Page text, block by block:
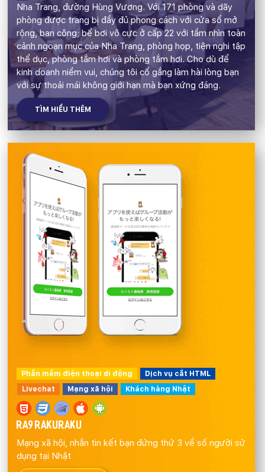
Nha Trang, đường Hùng Vương. Với 171 phòng và dãy
phòng được trang bị đầy đủ phong cách với cửa sổ mở
rộng, ban công; bể bơi vô cực ở cấp 22 với tầm nhìn toàn
cảnh ngoạn mục của Nha Trang, phòng họp, tiện nghi tập
thể dục, phòng tắm hơi và phòng tắm hơi. Cho dù để
kinh doanh niềm vui, chúng tôi cố gắng làm hài lòng bạn
với sự thoải mái không giới hạn mà bạn xứng đáng.
TÌM HIỂU THÊM
Phần mềm điện thoại di động
Dịch vụ cắt HTML
Livechat
Mạng xã hội Khách hàng Nhật
RA9 RAKURAKU
Mạng xã hội, nhắn tin kết bạn đứng thứ 3 về số người sử
dụng tại Nhật